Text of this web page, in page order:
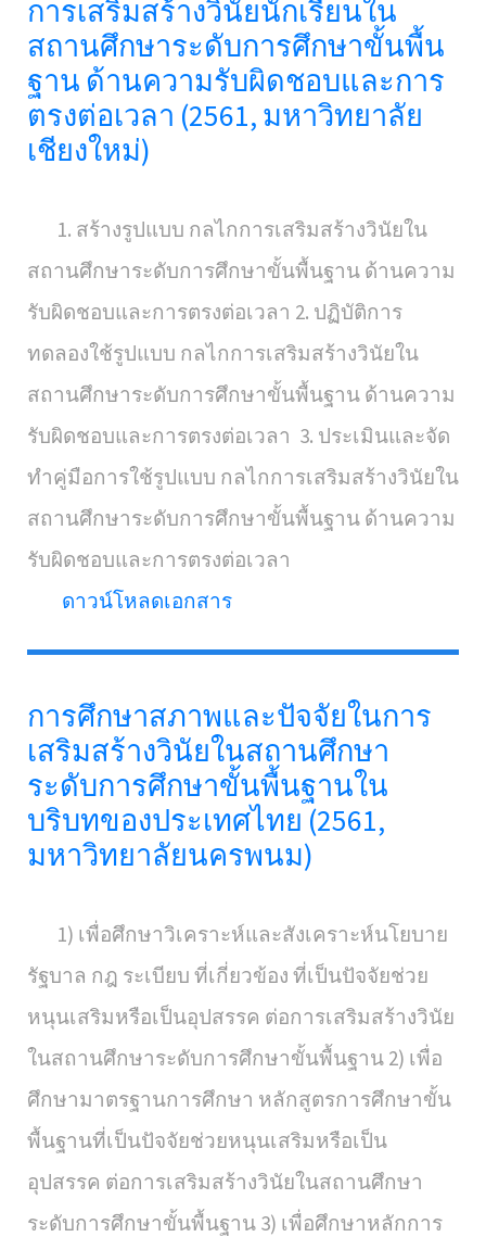
การเสริมสร้างวินัยนักเรียนใน
สถานศึกษาระดับการศึกษาขั้นพื้น
ฐาน ด้านความรับผิดชอบและการ
ตรงต่อเวลา (2561, มหาวิทยาลัย
เชียงใหม่)
1. สร้างรูปแบบ กลไกการเสริมสร้างวินัยใน
สถานศึกษาระดับการศึกษาขั้นพื้นฐาน ด้านความ
รับผิดชอบและการตรงต่อเวลา 2. ปฏิบัติการ
ทดลองใช้รูปแบบ กลไกการเสริมสร้างวินัยใน
สถานศึกษาระดับการศึกษาขั้นพื้นฐาน ด้านความ
รับผิดชอบและการตรงต่อเวลา 3. ประเมินและจัด
ทำคู่มือการใช้รูปแบบ กลไกการเสริมสร้างวินัยใน
สถานศึกษาระดับการศึกษาขั้นพื้นฐาน ด้านความ
รับผิดชอบและการตรงต่อเวลา
ดาวน์โหลดเอกสาร
การศึกษาสภาพและปัจจัยในการ
เสริมสร้างวินัยในสถานศึกษา
ระดับการศึกษาขั้นพื้นฐานใน
บริบทของประเทศไทย (2561,
มหาวิทยาลัยนครพนม)
1) เพื่อศึกษาวิเคราะห์และสังเคราะห์นโยบาย
รัฐบาล กฎ ระเบียบ ที่เกี่ยวข้อง ที่เป็นปัจจัยช่วย
หนุนเสริมหรือเป็นอุปสรรค ต่อการเสริมสร้างวินัย
ในสถานศึกษาระดับการศึกษาขั้นพื้นฐาน 2) เพื่อ
ศึกษามาตรฐานการศึกษา หลักสูตรการศึกษาขั้น
พื้นฐานที่เป็นปัจจัยช่วยหนุนเสริมหรือเป็น
อุปสรรค ต่อการเสริมสร้างวินัยในสถานศึกษา
ระดับการศึกษาขั้นพื้นฐาน 3) เพื่อศึกษาหลักการ